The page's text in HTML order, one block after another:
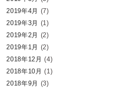
2019年4月 (7)
2019年3月 (1)
2019年2月 (2)
2019年1月 (2)
2018年12月 (4)
2018年10月 (1)
2018年9月 (3)